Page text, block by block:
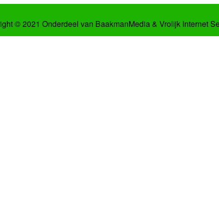
© 2021 Onderdeel van BaakmanMedia& Vrolijk Internet